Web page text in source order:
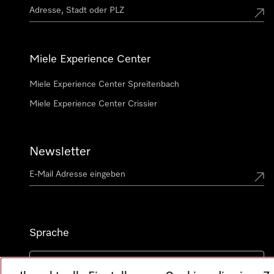
Miele Experience Center
Miele Experience Center Spreitenbach
Miele Experience Center Crissier
Newsletter
Sprache